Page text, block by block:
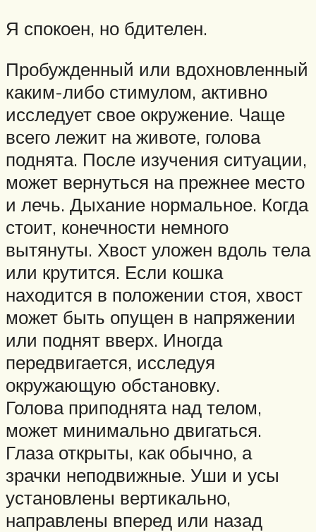
Я спокоен, но бдителен.
Пробужденный или вдохновленный
каким-либо стимулом, активно
исследует свое окружение. Чаще
всего лежит на животе, голова
поднята. После изучения ситуации,
может вернуться на прежнее место
и лечь. Дыхание нормальное. Когда
стоит, конечности немного
вытянуты. Хвост уложен вдоль тела
или крутится. Если кошка
находится в положении стоя, хвост
может быть опущен в напряжении
или поднят вверх. Иногда
передвигается, исследуя
окружающую обстановку.
Голова приподнята над телом,
может минимально двигаться.
Глаза открыты, как обычно, а
зрачки неподвижные. Уши и усы
установлены вертикально,
направлены вперед или назад